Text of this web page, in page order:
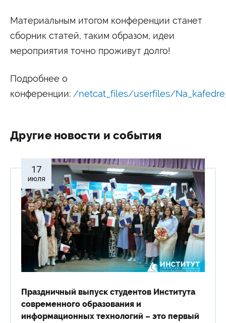
Материальным итогом конференции станет
сборник статей, таким образом, идеи
мероприятия точно проживут долго!
Подробнее о
конференции: /netcat_files/userfiles/
Другие новости и события
17
июля
Праздничный выпуск студентов Института
современного образования и
информационных технологий – это первый